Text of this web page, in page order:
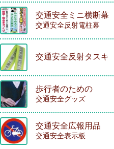
交通安全ミニ横断幕
交通安全反射電柱幕
交通安全反射タスキ
歩行者のための
交通安全グッズ
交通安全広報用品
交通安全表示板